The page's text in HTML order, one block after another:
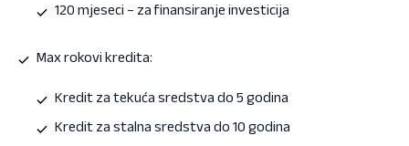
120 mjeseci – za finansiranje investicija
Max rokovi kredita:
Kredit za tekuća sredstva do 5 godina
Kredit za stalna sredstva do 10 godina